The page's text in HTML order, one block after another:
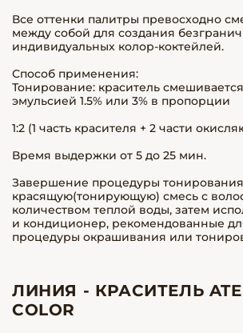
Все оттенки палитры превосходно
между собой для создания
индивидуальных колор-коктейлей.
Способ применения:
Тонирование: краситель
эмульсией 1.5% или 3% в пропорции
1:2 (1 часть красителя + 2 части
Время выдержки от 5 до 25 мин.
Завершение процедуры
красящую(тонирующую) смесь с
количеством теплой воды, затем
и кондиционер, рекомендованные
процедуры окрашивания или
ЛИНИЯ - КРАСИТЕЛЬ
COLOR